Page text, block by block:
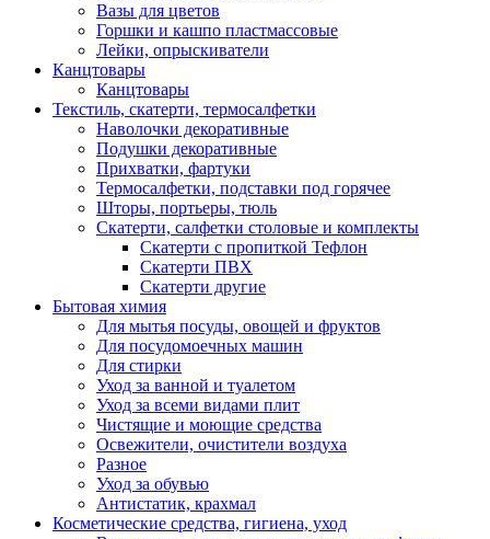
Вазы для цветов
Горшки и кашпо пластмассовые
Лейки, опрыскиватели
Канцтовары
Канцтовары
Текстиль, скатерти, термосалфетки
Наволочки декоративные
Подушки декоративные
Прихватки, фартуки
Термосалфетки, подставки под горячее
Шторы, портьеры, тюль
Скатерти, салфетки столовые и комплекты
Скатерти с пропиткой Тефлон
Скатерти ПВХ
Скатерти другие
Бытовая химия
Для мытья посуды, овощей и фруктов
Для посудомоечных машин
Для стирки
Уход за ванной и туалетом
Уход за всеми видами плит
Чистящие и моющие средства
Освежители, очистители воздуха
Разное
Уход за обувью
Антистатик, крахмал
Косметические средства, гигиена, уход